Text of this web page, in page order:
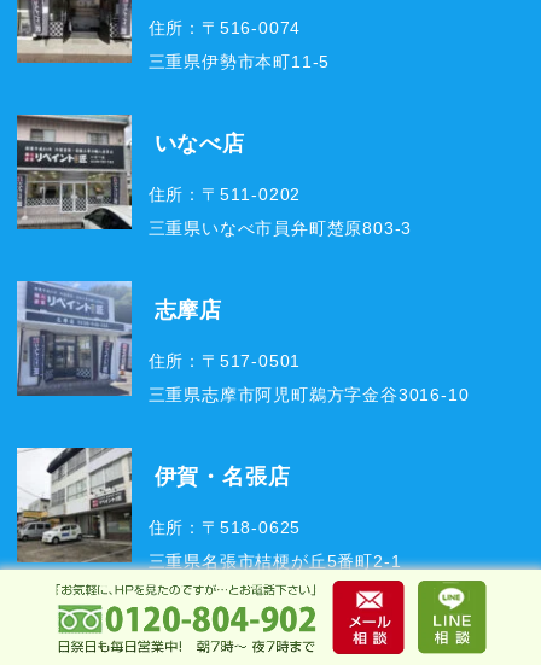
住所：〒516-0074
三重県伊勢市本町11-5
いなべ店
住所：〒511-0202
三重県いなべ市員弁町楚原803-3
志摩店
住所：〒517-0501
三重県志摩市阿児町鵜方字金谷3016-10
伊賀・名張店
住所：〒518-0625
三重県名張市桔梗が丘5番町2-1
技術作業場